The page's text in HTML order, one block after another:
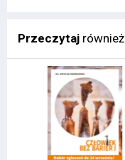
Przeczytaj również